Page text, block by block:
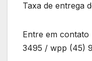
Taxa de entrega
Entre em
3495 / wpp (45)